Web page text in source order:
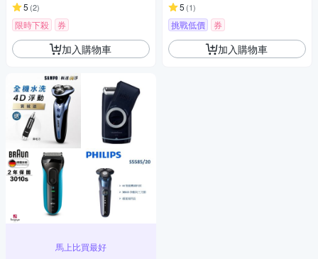
5 (2)
限時下殺 券
加入購物車
馬上比買最好
5 (1)
挑戰低價 券
加入購物車